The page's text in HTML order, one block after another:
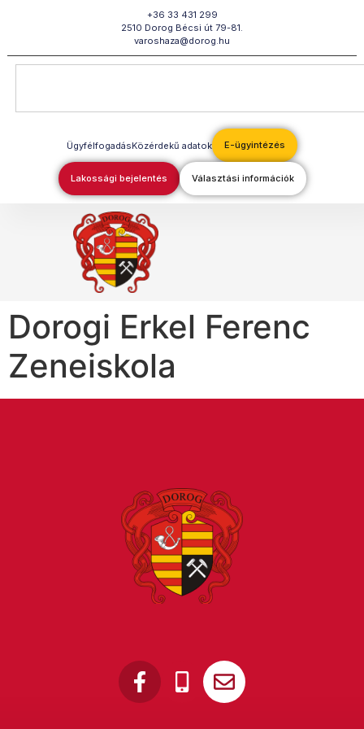
+36 33 431 299
2510 Dorog Bécsi út 79-81.
varoshaza@dorog.hu
ÜgyfélfogadásKözérdekű adatok E-ügyintézés
Lakossági bejelentés Választási információk
Dorogi Erkel Ferenc
Zeneiskola